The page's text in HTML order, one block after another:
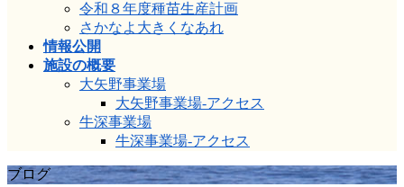
令和８年度種苗生産計画
さかなよ大きくなあれ
情報公開
施設の概要
大矢野事業場
大矢野事業場-アクセス
牛深事業場
牛深事業場-アクセス
ブログ